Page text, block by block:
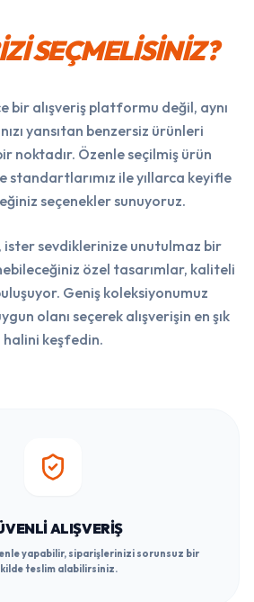
SEÇMELİSİNİZ?
bir alışveriş platformu değil, aynı
yansıtan benzersiz ürünleri
noktadır. Özenle seçilmiş ürün
standartlarımız ile yıllarca keyifle
seçenekler sunuyoruz.
ister sevdiklerinize unutulmaz bir
özel tasarımlar, kaliteli
Geniş koleksiyonumuz
olanı seçerek alışverişin en şık
halini keşfedin.
ALIŞVERIŞ
yapabilir, siparişlerinizi sorunsuz bir
teslim alabilirsiniz.